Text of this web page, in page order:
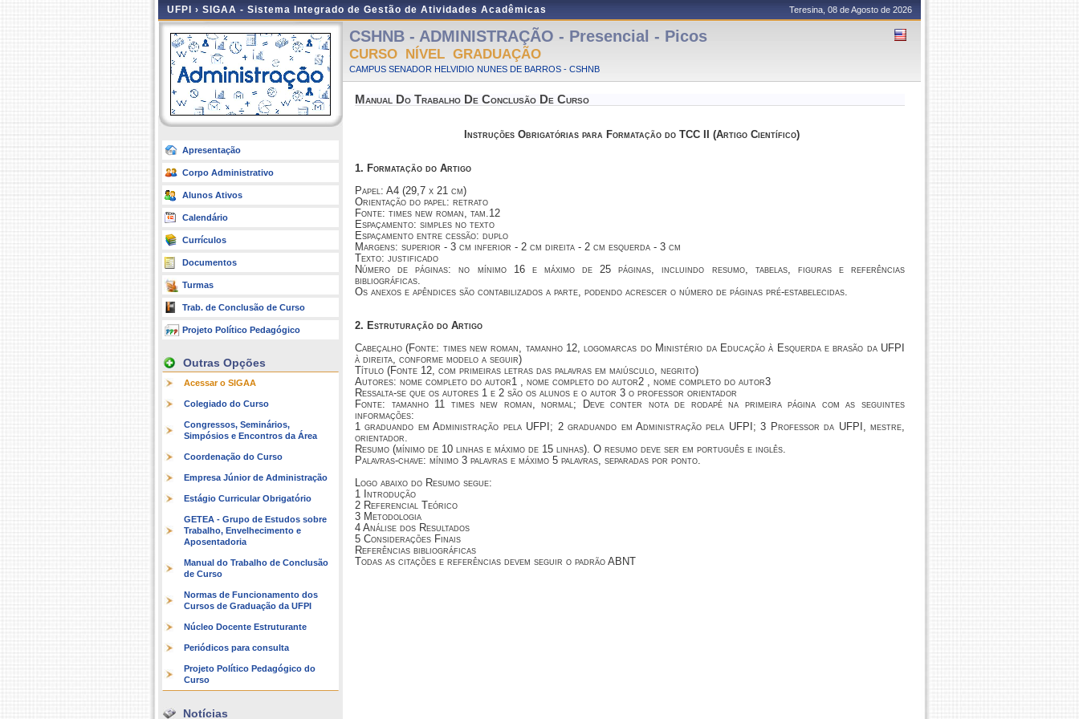
UFPI › SIGAA - Sistema Integrado de Gestão de Atividades Acadêmicas Teresina, 08 de Agosto de 2026
Apresentação
Corpo Administrativo
Alunos Ativos
Calendário
Currículos
Documentos
Turmas
Trab. de Conclusão de Curso
Projeto Político Pedagógico
Outras Opções
Acessar o SIGAA
Colegiado do Curso
Congressos, Seminários,
Simpósios e Encontros da Área
Coordenação do Curso
Empresa Júnior de Administração
Estágio Curricular Obrigatório
GETEA - Grupo de Estudos sobre
Trabalho, Envelhecimento e
Aposentadoria
Manual do Trabalho de Conclusão
de Curso
Normas de Funcionamento dos
Cursos de Graduação da UFPI
Núcleo Docente Estruturante
Periódicos para consulta
Projeto Político Pedagógico do
Curso
Notícias
CSHNB - ADMINISTRAÇÃO - Presencial - Picos
CURSO NÍVEL GRADUAÇÃO
CAMPUS SENADOR HELVIDIO NUNES DE BARROS - CSHNB
Manual Do Trabalho De Conclusão De Curso
Instruções Obrigatórias para Formatação do TCC II (Artigo Científico)
1. Formatação do Artigo
Papel: A4 (29,7 x 21 cm)
Orientação do papel: retrato
Fonte: times new roman, tam.12
Espaçamento: simples no texto
Espaçamento entre cessão: duplo
Margens: superior - 3 cm inferior - 2 cm direita - 2 cm esquerda - 3 cm
Texto: justificado
Número de páginas: no mínimo 16 e máximo de 25 páginas, incluindo resumo, tabelas, figuras e referências
bibliográficas.
Os anexos e apêndices são contabilizados a parte, podendo acrescer o número de páginas pré-estabelecidas.
2. Estruturação do Artigo
Cabeçalho (Fonte: times new roman, tamanho 12, logomarcas do Ministério da Educação à Esquerda e brasão da UFPI
à direita, conforme modelo a seguir)
Título (Fonte 12, com primeiras letras das palavras em maiúsculo, negrito)
Autores: nome completo do autor1 , nome completo do autor2 , nome completo do autor3
Ressalta-se que os autores 1 e 2 são os alunos e o autor 3 o professor orientador
Fonte: tamanho 11 times new roman, normal; Deve conter nota de rodapé na primeira página com as seguintes
informações:
1 graduando em Administração pela UFPI; 2 graduando em Administração pela UFPI; 3 Professor da UFPI, mestre,
orientador.
Resumo (mínimo de 10 linhas e máximo de 15 linhas). O resumo deve ser em português e inglês.
Palavras-chave: mínimo 3 palavras e máximo 5 palavras, separadas por ponto.
Logo abaixo do Resumo segue:
1 Introdução
2 Referencial Teórico
3 Metodologia
4 Análise dos Resultados
5 Considerações Finais
Referências bibliográficas
Todas as citações e referências devem seguir o padrão ABNT